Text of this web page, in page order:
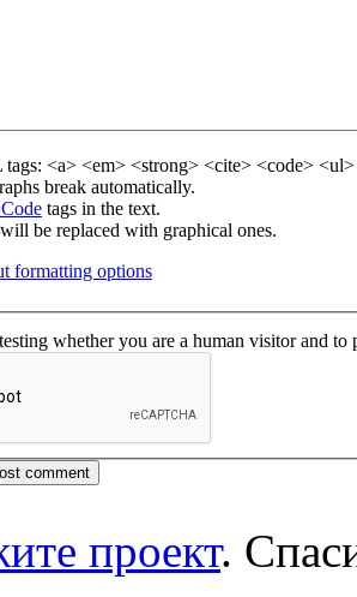
<a> <em> <strong> <cite> <code>
break automatically.
tags in the text.
be replaced with graphical ones.
formatting options
whether you are a human visitor and to
проект.